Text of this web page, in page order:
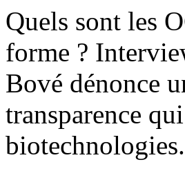
Quels sont les
forme ?
Bové dénonce
transparence
biotechnologies.